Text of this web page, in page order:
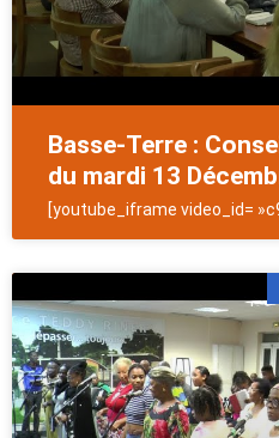
Basse-Terre :
du mardi 13
[youtube_iframe video_id=